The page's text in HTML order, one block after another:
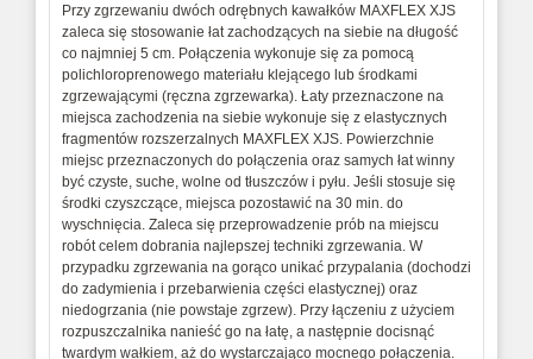
Przy zgrzewaniu dwóch odrębnych kawałków MAXFLEX XJS
zaleca się stosowanie łat zachodzących na siebie na długość
co najmniej 5 cm. Połączenia wykonuje się za pomocą
polichloroprenowego materiału klejącego lub środkami
zgrzewającymi (ręczna zgrzewarka). Łaty przeznaczone na
miejsca zachodzenia na siebie wykonuje się z elastycznych
fragmentów rozszerzalnych MAXFLEX XJS. Powierzchnie
miejsc przeznaczonych do połączenia oraz samych łat winny
być czyste, suche, wolne od tłuszczów i pyłu. Jeśli stosuje się
środki czyszczące, miejsca pozostawić na 30 min. do
wyschnięcia. Zaleca się przeprowadzenie prób na miejscu
robót celem dobrania najlepszej techniki zgrzewania. W
przypadku zgrzewania na gorąco unikać przypalania (dochodzi
do zadymienia i przebarwienia części elastycznej) oraz
niedogrzania (nie powstaje zgrzew). Przy łączeniu z użyciem
rozpuszczalnika nanieść go na łatę, a następnie docisnąć
twardym wałkiem, aż do wystarczająco mocnego połączenia.